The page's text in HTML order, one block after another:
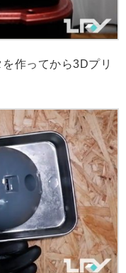
作ってから3Dプリ